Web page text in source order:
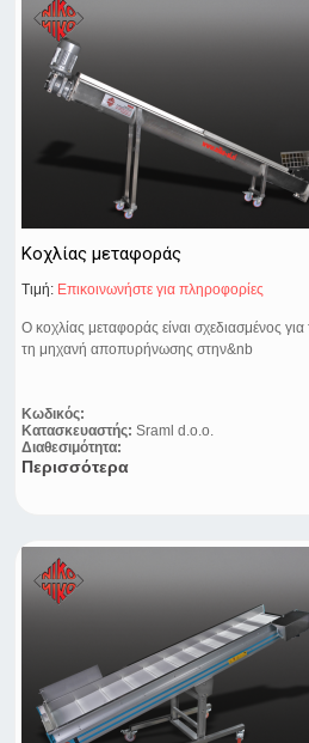
Κοχλίας μεταφοράς
Τιμή: Eπικοινωνήστε για πληροφορίες
Ο κοχλίας μεταφοράς είναι σχεδιασμένος
τη μηχανή αποπυρήνωσης στην&nb
Κωδικός:
Κατασκευαστής: Sraml d.o.o.
Διαθεσιμότητα:
Περισσότερα